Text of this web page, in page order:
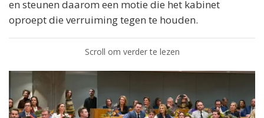
en steunen daarom een motie die het kabinet
oproept die verruiming tegen te houden.
Scroll om verder te lezen